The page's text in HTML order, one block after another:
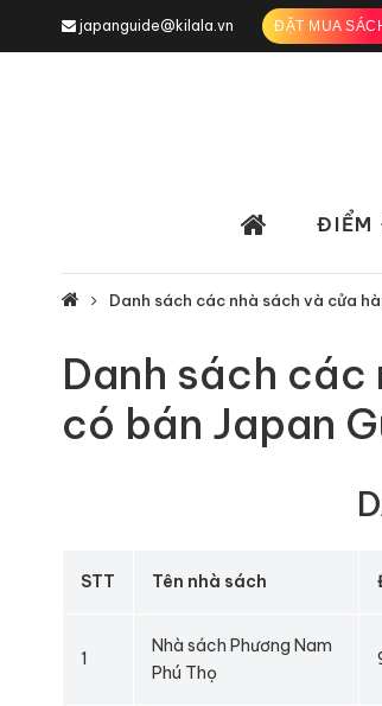
japanguide@kilala.vn ĐẶT MUA
ĐIỂM
Danh sách các nhà sách và cửa
Danh sách các
có bán Japan
STT Tên nhà sách
1
Nhà sách Phương Nam
Phú Thọ